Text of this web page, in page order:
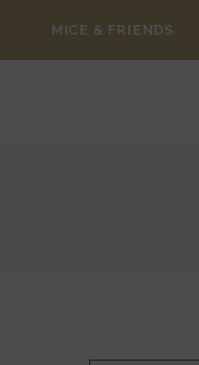
MICE & FRIENDS